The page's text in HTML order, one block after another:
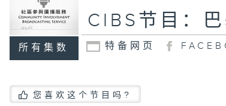
所有集数
CIBS节目：
特备网页
您喜欢这个节目吗?